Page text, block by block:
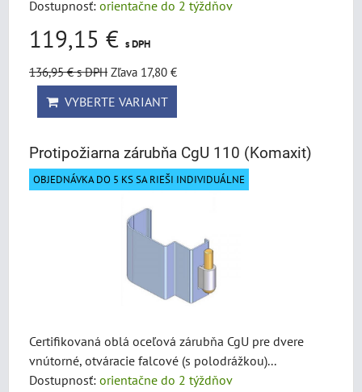
Dostupnosť: orientačne do 2 týždňov
119,15 € s DPH
136,95 €s DPH Zľava 17,80 €
VYBERTE VARIANT
Protipožiarna zárubňa CgU 110 (Komaxit)
OBJEDNÁVKA DO 5 KS SA RIEŠI INDIVIDUÁLNE
Certifikovaná oblá oceľová zárubňa CgU pre dvere
vnútorné, otváracie falcové (s polodrážkou)...
Dostupnosť: orientačne do 2 týždňov